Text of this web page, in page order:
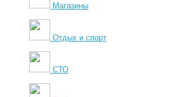
Магазины
Отдых и спорт
СТО